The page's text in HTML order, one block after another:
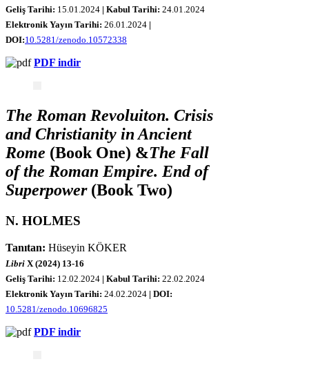
Geliş Tarihi: 15.01.2024 | Kabul Tarihi: 24.01.2024
Elektronik Yayın Tarihi: 26.01.2024 |
DOI:10.5281/zenodo.10572338
PDF indir
The Roman Revoluiton. Crisis
and Christianity in Ancient
Rome (Book One) &The Fall
of the Roman Empire. End of
Superpower (Book Two)
N. HOLMES
Tanıtan: Hüseyin KÖKER
Libri X (2024) 13-16
Geliş Tarihi: 12.02.2024 | Kabul Tarihi: 22.02.2024
Elektronik Yayın Tarihi: 24.02.2024 | DOI:
10.5281/zenodo.10696825
PDF indir